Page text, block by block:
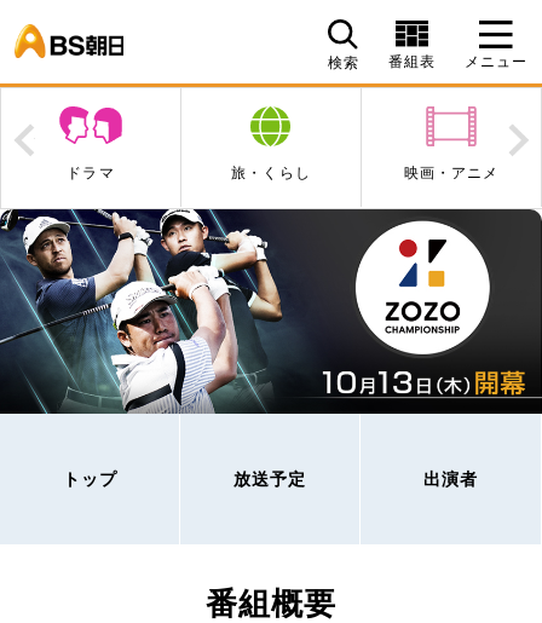
検索 番組表 メニュー
ドラマ 旅・くらし 映画・アニメ
Prev
トップ 放送予定 出演者
番組概要